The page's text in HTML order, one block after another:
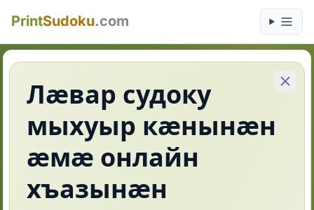
PrintSudoku.com
Лӕвар судоку
мыхуыр кӕнынӕн
ӕмӕ онлайн
хъазынӕн